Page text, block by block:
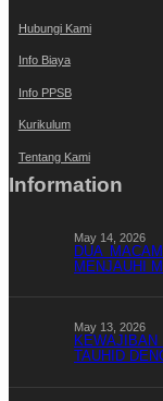
Hubungi Kami
Info Biaya
Info PPSB
Kurikulum
Tentang Kami
Information
May 14, 2026
DUA
MENJAUHI
May 13, 2026
TAUHID